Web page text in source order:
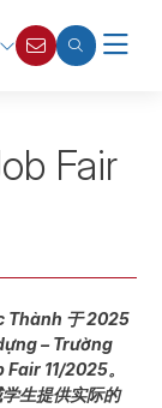
Fair
Thành 于 2025
– Trường
11/2025。
生提供实际的